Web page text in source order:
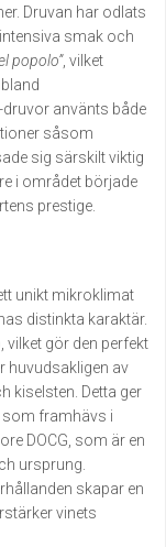
Druvan har odlats
smak och
popolo”, vilket
använts både
såsom
sig särskilt viktig
i området började
prestige.
unikt mikroklimat
distinkta karaktär.
vilket gör den perfekt
huvudsakligen av
kiselsten. Detta ger
som framhävs i
DOCG, som är en
ursprung.
skapar en
vinets